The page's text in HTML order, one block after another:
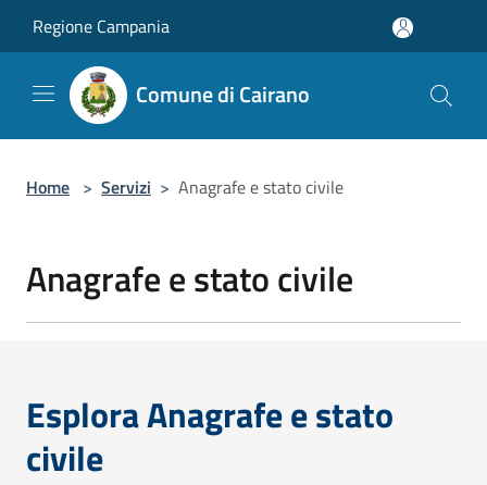
Regione Campania
Comune di Cairano
Home > Servizi > Anagrafe e stato civile
Anagrafe e stato civile
Esplora Anagrafe e stato
civile